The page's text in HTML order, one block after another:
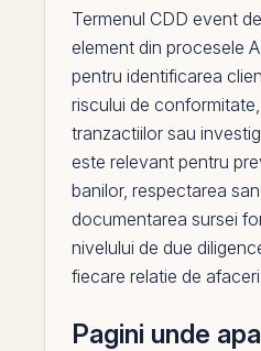
Termenul CDD event
element din procesele
pentru identificarea
riscului de
tranzactiilor sau
este relevant pentru
banilor, respectarea
documentarea sursei
nivelului de due
fiecare relatie de afaceri.
Pagini unde